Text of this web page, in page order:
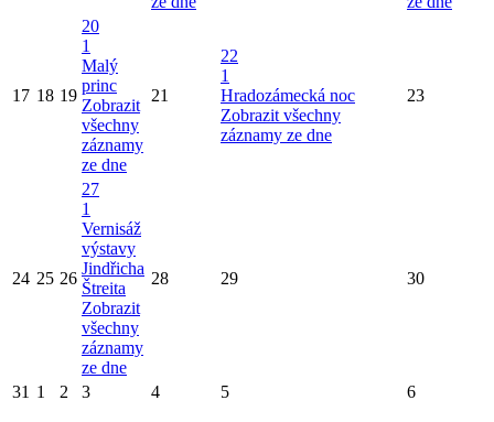
17 18 19
20
1
Malý
princ
Zobrazit
všechny
záznamy
ze dne
21
22
1
Hradozámecká noc
Zobrazit všechny
záznamy ze dne
23
24 25 26
27
1
Vernisáž
výstavy
Jindřicha
Štreita
Zobrazit
všechny
záznamy
ze dne
28 29 30
31 1 2 3 4 5 6